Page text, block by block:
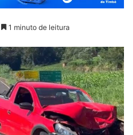
1 minuto de leitura